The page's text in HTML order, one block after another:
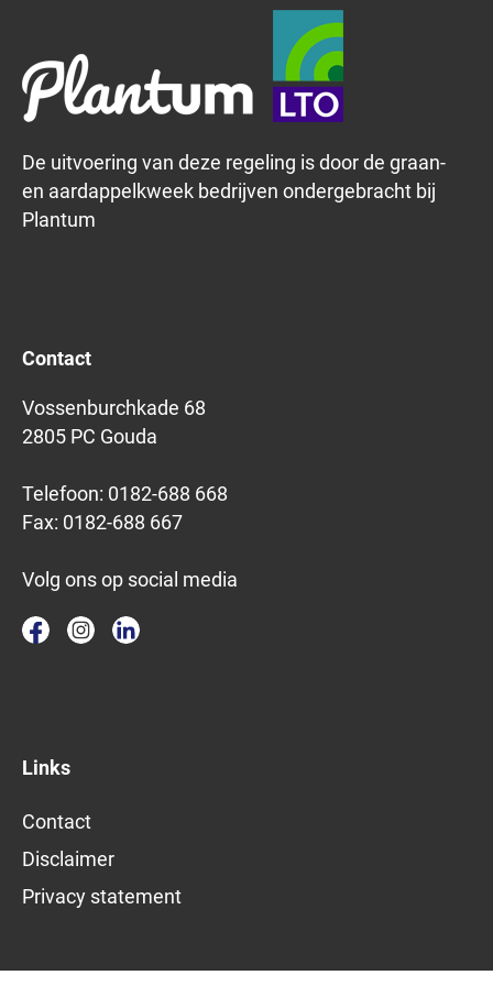
De uitvoering van deze regeling is door de graan-
en aardappelkweek bedrijven ondergebracht bij
Plantum
Contact
Vossenburchkade 68
2805 PC Gouda
Telefoon: 0182-688 668
Fax: 0182-688 667
Volg ons op social media
Links
Contact
Disclaimer
Privacy statement